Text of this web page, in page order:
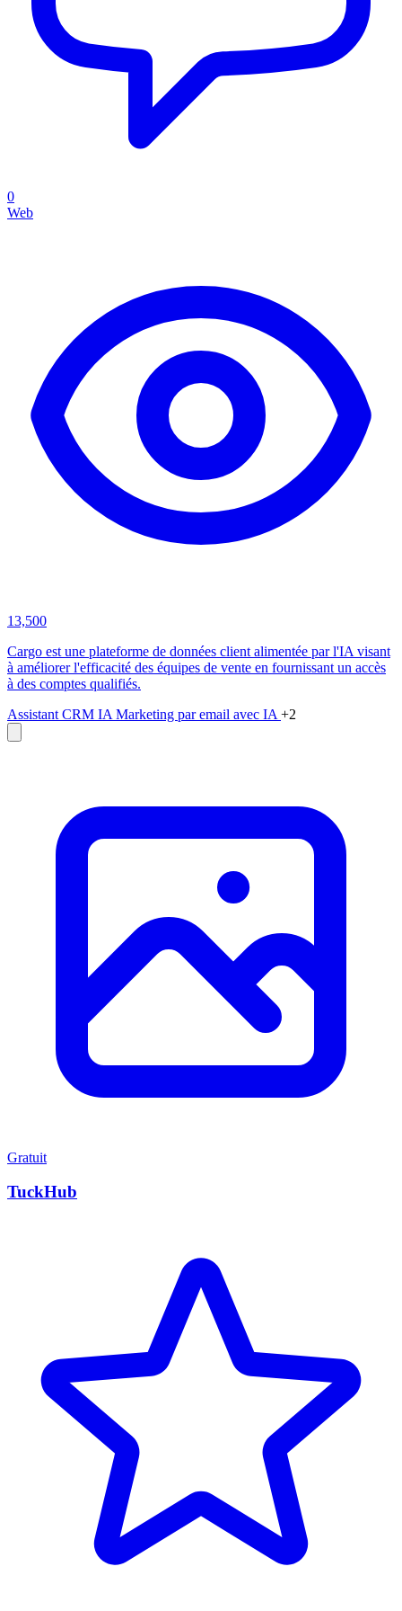
0
Web
13,500
Cargo est une plateforme de données client alimentée par l'IA visant
à améliorer l'efficacité des équipes de vente en fournissant un accès
à des comptes qualifiés.
Assistant CRM IA Marketing par email avec IA +2
Gratuit
TuckHub